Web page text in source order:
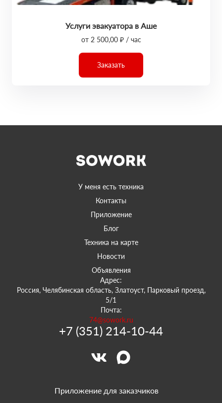
Услуги эвакуатора в Аше
от 2 500,00 ₽ / час
Заказать
У меня есть техника
Контакты
Приложение
Блог
Техника на карте
Новости
Объявления
Адрес:
Россия, Челябинская область, Златоуст, Парковый проезд,
5/1
Почта:
74@sowork.ru
+7 (351) 214-10-44
Приложение для заказчиков